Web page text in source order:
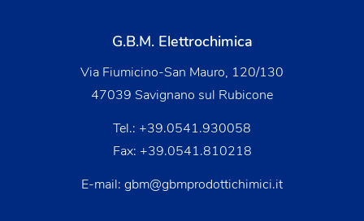
G.B.M. Elettrochimica
Via Fiumicino-San Mauro, 120/130
47039 Savignano sul Rubicone
Tel.: +39.0541.930058
Fax: +39.0541.810218
E-mail: gbm@gbmprodottichimici.it